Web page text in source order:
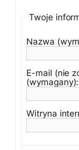
Twoje
Nazwa
E-mail (nie
(wymagany):
Witryna